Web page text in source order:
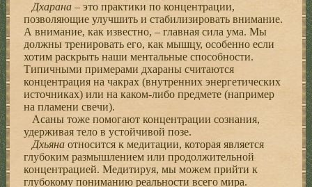
Дхарана – это практики по концентрации,
позволяющие улучшить и стабилизировать внимание.
А внимание, как известно, – главная сила ума. Мы
должны тренировать его, как мышцу, особенно если
хотим раскрыть наши ментальные способности.
Типичными примерами дхараны считаются
концентрация на чакрах (внутренних энергетических
источниках) или на каком-либо предмете (например
на пламени свечи).
Асаны тоже помогают концентрации сознания,
удерживая тело в устойчивой позе.
Дхьяна относится к медитации, которая является
глубоким размышлением или продолжительной
концентрацией. Медитируя, мы можем прийти к
глубокому пониманию реальности всего мира.